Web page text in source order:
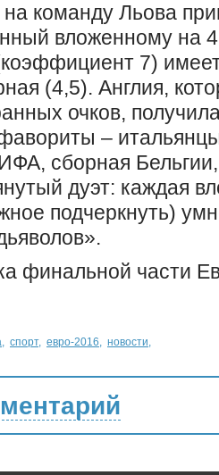
команду Льова
вложенному на
7)
​​(4,5). Англия,
очков,
–
сборная
дуэт: каждая
подчеркнуть)
финальной части
, спорт, евро-2016, новости,